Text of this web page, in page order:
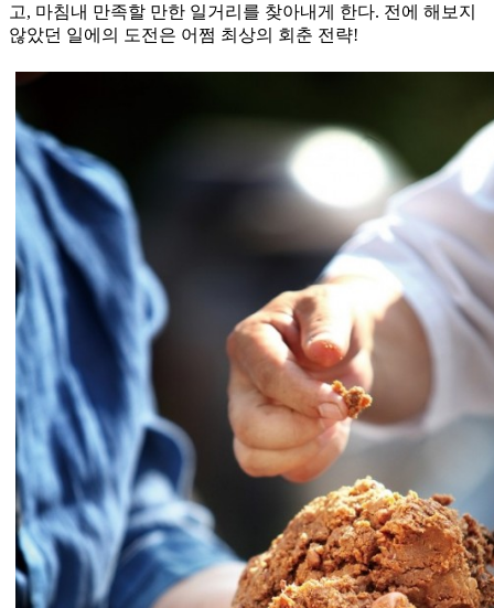
고, 마침내 만족할 만한 일거리를 찾아내게 한다. 전에 해보지
않았던 일에의 도전은 어쩜 최상의 회춘 전략!